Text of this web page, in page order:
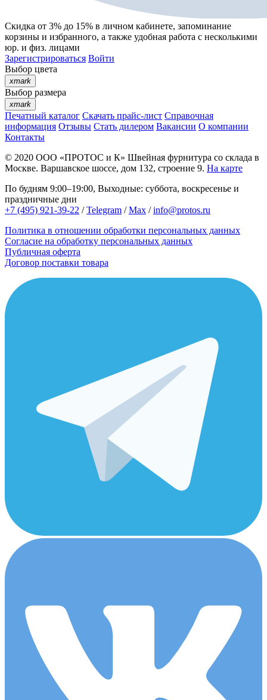
Скидка от 3% до 15% в личном кабинете, запоминание
корзины и избранного, а также удобная работа с несколькими
юр. и физ. лицами
Зарегистрироваться Войти
Выбор цвета
xmark
Выбор размера
xmark
Печатный каталог Скачать прайс-лист Справочная
информация Отзывы Стать дилером Вакансии О компании
Контакты
© 2020 ООО «ПРОТОС и К» Швейная фурнитура со склада в
Москве. Варшавское шоссе, дом 132, строение 9. На карте
По будням 9:00–19:00, Выходные: суббота, воскресенье и
праздничные дни
+7 (495) 921-39-22 /Telegram /Max /info@protos.ru
Политика в отношении обработки персональных данных
Согласие на обработку персональных данных
Публичная оферта
Договор поставки товара